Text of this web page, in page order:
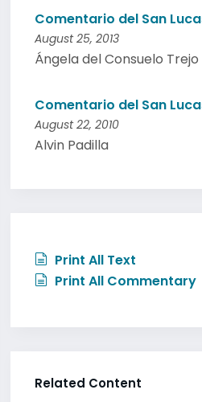
Comentario del San
August 25, 2013
Ángela del Consuelo
Comentario del San
August 22, 2010
Alvin Padilla
Print All Text
Print All Commentary
Related Content